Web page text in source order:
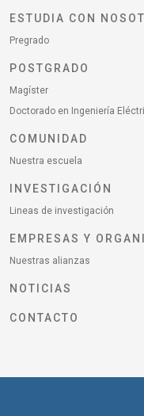
ESTUDIA CON
Pregrado
POSTGRADO
Magíster
Doctorado en Ingeniería
COMUNIDAD
Nuestra escuela
INVESTIGACIÓN
Lineas de investigación
EMPRESAS Y
Nuestras alianzas
NOTICIAS
CONTACTO